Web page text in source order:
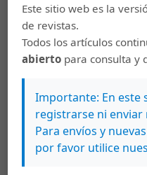
Revueltas-Cruz, J. C.
moderno: del gran
Signos Filosóficos. 20, 9-
http://
setiembre de 2014].
Rodríguez, I. (1988). La
los años de formación del
29 (170), 117-121.
Saldaña-Portillo, M. J.
Este sitio web es la
de revistas.
Todos los artículos
abierto para consulta y
Importante: En este
registrarse ni enviar
Para envíos y
por favor utilice